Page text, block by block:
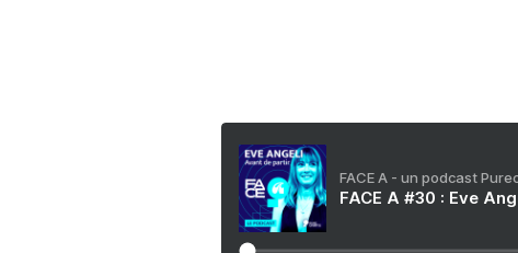
FACE A - un podcast
FACE A #30 : Eve